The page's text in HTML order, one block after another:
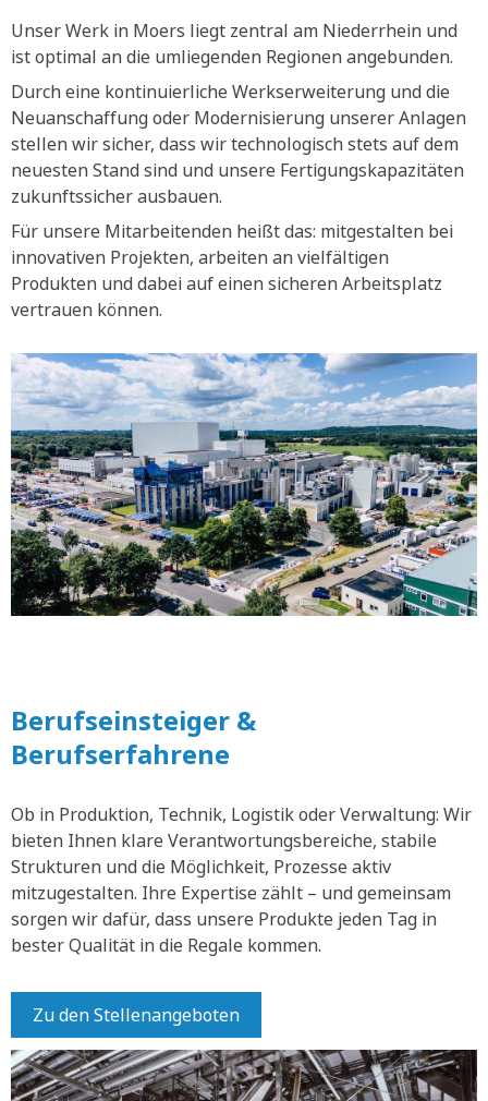
Unser Werk in Moers liegt zentral am Niederrhein und
ist optimal an die umliegenden Regionen angebunden.
Durch eine kontinuierliche Werkserweiterung und die
Neuanschaffung oder Modernisierung unserer Anlagen
stellen wir sicher, dass wir technologisch stets auf dem
neuesten Stand sind und unsere Fertigungskapazitäten
zukunftssicher ausbauen.
Für unsere Mitarbeitenden heißt das: mitgestalten bei
innovativen Projekten, arbeiten an vielfältigen
Produkten und dabei auf einen sicheren Arbeitsplatz
vertrauen können.
Berufseinsteiger &
Berufserfahrene
Ob in Produktion, Technik, Logistik oder Verwaltung: Wir
bieten Ihnen klare Verantwortungsbereiche, stabile
Strukturen und die Möglichkeit, Prozesse aktiv
mitzugestalten. Ihre Expertise zählt – und gemeinsam
sorgen wir dafür, dass unsere Produkte jeden Tag in
bester Qualität in die Regale kommen.
Zu den Stellenangeboten